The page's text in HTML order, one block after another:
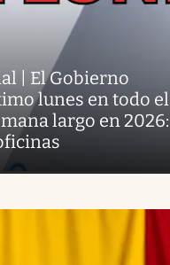
| El Gobierno
lunes en todo el
largo en 2026: